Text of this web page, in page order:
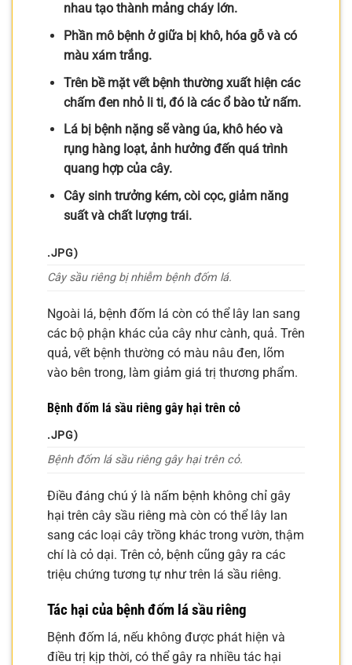
nhau tạo thành mảng cháy lớn.
Phần mô bệnh ở giữa bị khô, hóa gỗ và có
màu xám trắng.
Trên bề mặt vết bệnh thường xuất hiện các
chấm đen nhỏ li ti, đó là các ổ bào tử nấm.
Lá bị bệnh nặng sẽ vàng úa, khô héo và
rụng hàng loạt, ảnh hưởng đến quá trình
quang hợp của cây.
Cây sinh trưởng kém, còi cọc, giảm năng
suất và chất lượng trái.
.JPG)
Cây sầu riêng bị nhiễm bệnh đốm lá.
Ngoài lá, bệnh đốm lá còn có thể lây lan sang
các bộ phận khác của cây như cành, quả. Trên
quả, vết bệnh thường có màu nâu đen, lõm
vào bên trong, làm giảm giá trị thương phẩm.
Bệnh đốm lá sầu riêng gây hại trên cỏ
.JPG)
Bệnh đốm lá sầu riêng gây hại trên cỏ.
Điều đáng chú ý là nấm bệnh không chỉ gây
hại trên cây sầu riêng mà còn có thể lây lan
sang các loại cây trồng khác trong vườn, thậm
chí là cỏ dại. Trên cỏ, bệnh cũng gây ra các
triệu chứng tương tự như trên lá sầu riêng.
Tác hại của bệnh đốm lá sầu riêng
Bệnh đốm lá, nếu không được phát hiện và
điều trị kịp thời, có thể gây ra nhiều tác hại